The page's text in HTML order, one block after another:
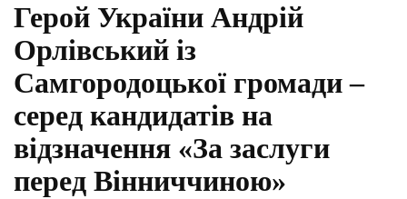
Герой України Андрій
Орлівський із
Самгородоцької громади –
серед кандидатів на
відзначення «За заслуги
перед Вінниччиною»